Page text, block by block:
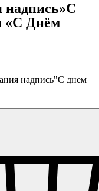
«С Днём
надпись"С днем